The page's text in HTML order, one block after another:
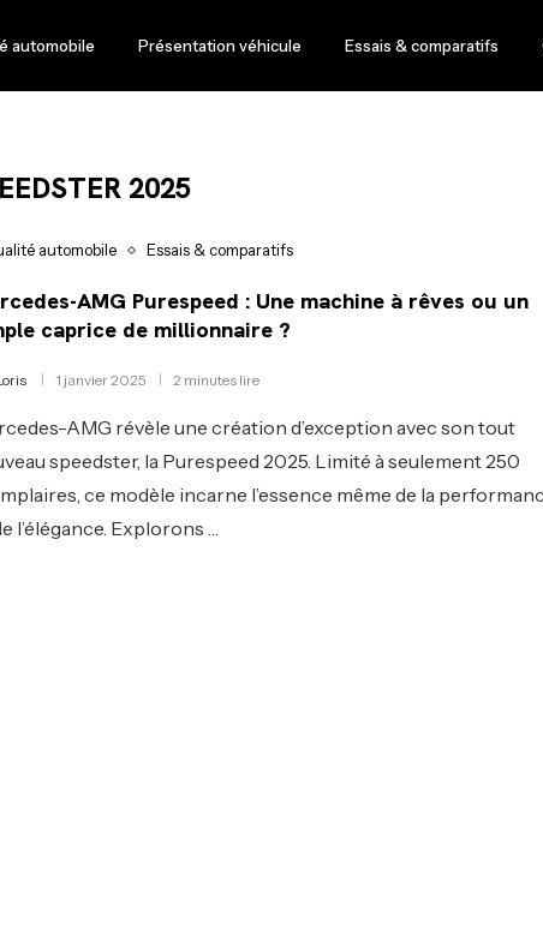
automobile Présentation véhicule Essais & comparatifs
2025
automobile Essais & comparatifs
AMG Purespeed : Une machine à rêves ou un
caprice de millionnaire ?
1 janvier 2025 2 minutes lire
AMG révèle une création d’exception avec son tout
speedster, la Purespeed 2025. Limité à seulement 250
ce modèle incarne l’essence même de la
l’élégance. Explorons …